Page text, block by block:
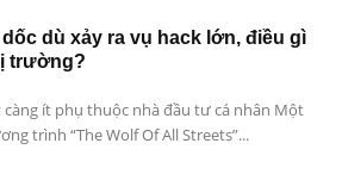
dù xảy ra vụ hack lớn, điều gì
trường?
ít phụ thuộc nhà đầu tư cá nhân Một
trình “The Wolf Of All Streets”...